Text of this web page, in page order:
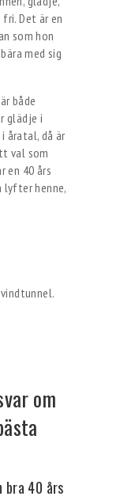
Det är en
som hon
med sig
både
glädje i
åratal, då är
val som
en 40 års
lyfter henne,
om
bra 40 års